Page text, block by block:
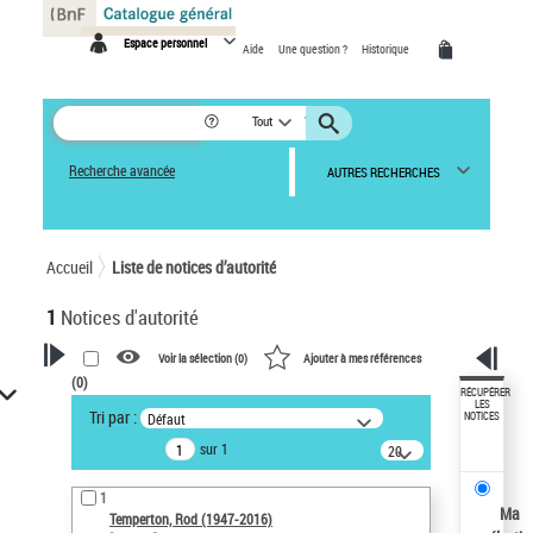
Espace personnel Aide Une question ? Historique
Tout
Recherche avancée AUTRES RECHERCHES
Accueil Liste de notices d’autorité
1 Notices d'autorité
VOTRE RECHERCHE
Recherche avancée dans les
notices d’autorité
Œuvres liées à l'auteur :
Temperton, Rod (1947-2016)
Voir la sélection (0) Ajouter à mes références
(0)
Tri par : Défaut
sur 1
20
résultats/page
1
Temperton, Rod (1947-2016)
RÉCUPÉRER
LES
NOTICES
Ma
Panneau de gestion des cookies